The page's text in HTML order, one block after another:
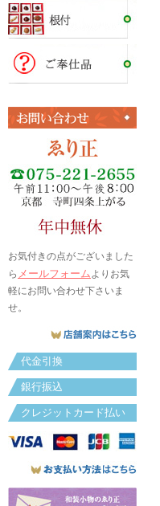
お気付きの点がございました
ら メールフォームよりお気
軽にお問い合わせ下さいま
せ。
代金引換
銀行振込
クレジットカード払い